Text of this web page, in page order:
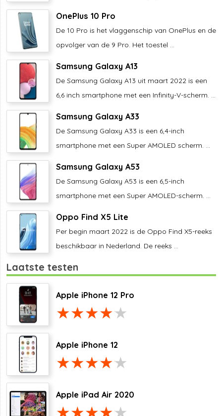
OnePlus 10 Pro
De 10 Pro is het vlaggenschip van OnePlus en de
opvolger van de 9 Pro. Het toestel ...
Samsung Galaxy A13
De Samsung Galaxy A13 uit maart 2022 is een
6,6 inch smartphone met een Infinity-V-scherm. ...
Samsung Galaxy A33
De Samsung Galaxy A33 is een 6,4-inch
smartphone met een Super AMOLED scherm. ...
Samsung Galaxy A53
De Samsung Galaxy A53 is een 6,5-inch
smartphone met een Super AMOLED-scherm. ...
Oppo Find X5 Lite
Per begin maart 2022 is de Oppo Find X5-reeks
beschikbaar in Nederland. De reeks ...
Laatste testen
Apple iPhone 12 Pro
Apple iPhone 12
Apple iPad Air 2020